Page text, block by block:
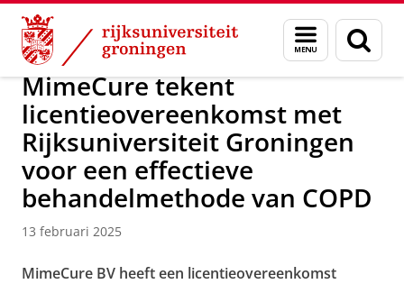
Skip
Content
Skip
Navigation
Menu
en
zoeken
Over ons Actueel Nieuws
MimeCure tekent
licentieovereenkomst met
Rijksuniversiteit Groningen
voor een effectieve
behandelmethode van COPD
13 februari 2025
MimeCure BV heeft een licentieovereenkomst